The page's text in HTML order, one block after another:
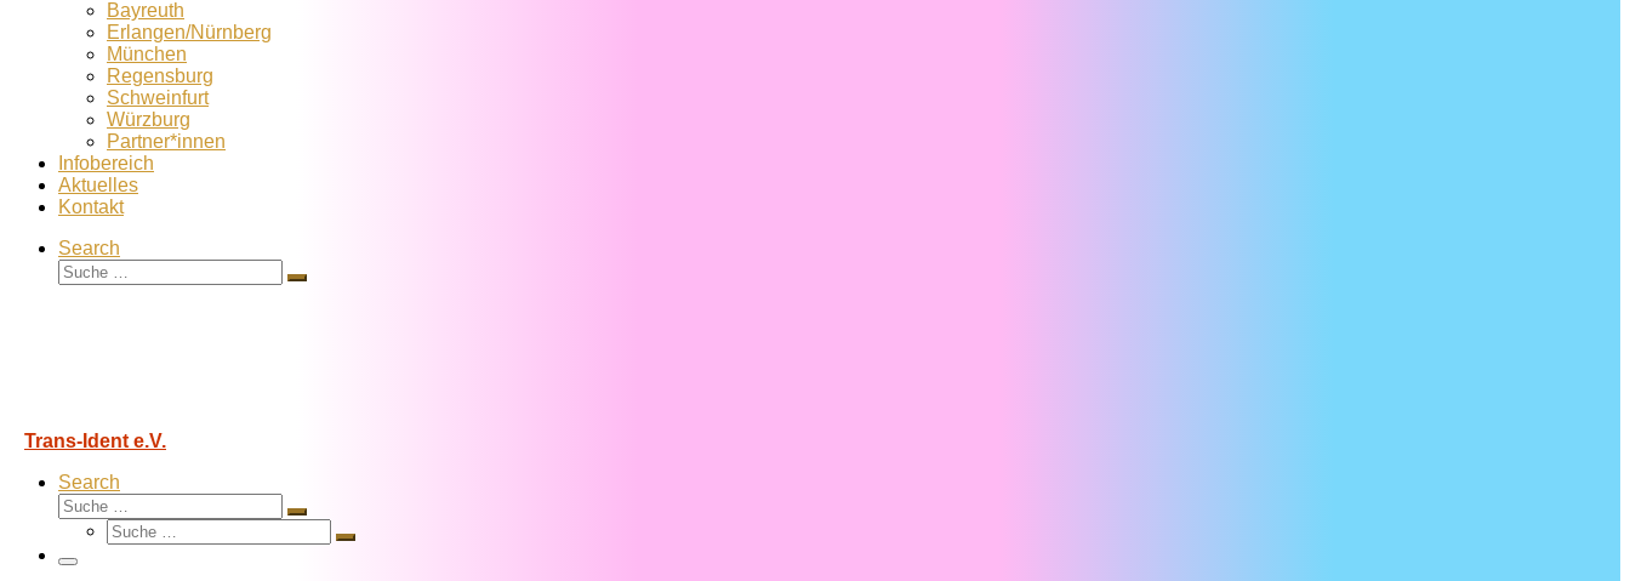
Bayreuth
Erlangen/Nürnberg
München
Regensburg
Schweinfurt
Würzburg
Partner*innen
Infobereich
Aktuelles
Kontakt
Search
Suche
Suche
Trans-Ident e.V.
Search
Suche
Suche
Suche
Suche
Menü